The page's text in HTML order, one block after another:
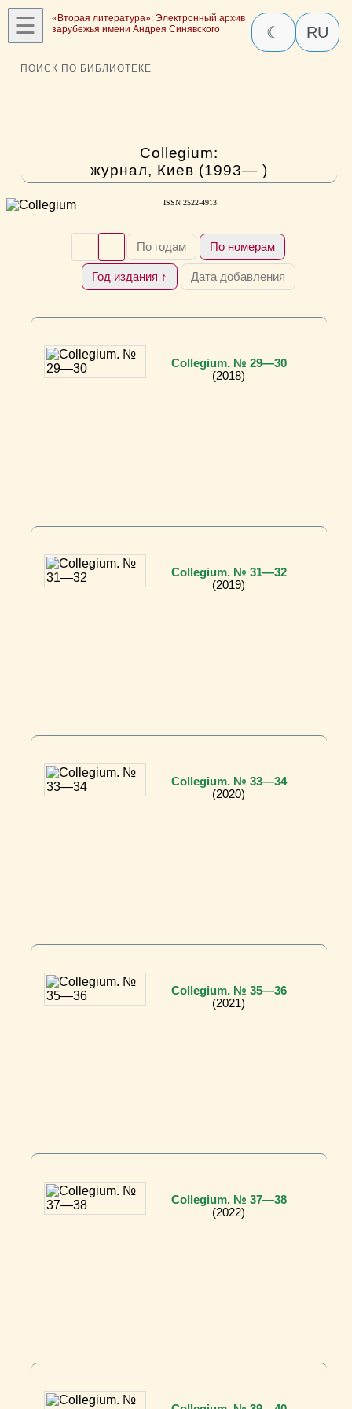
☰
«Вторая литература»: Электронный архив
зарубежья имени Андрея Синявского
☾ RU
ПОИСК ПО БИБЛИОТЕКЕ
Collegium:
журнал, Киев (1993— )
ISSN 2522-4913
По годам По номерам
Год издания ↑ Дата добавления
Collegium. № 29—30
(2018)
Collegium. № 31—32
(2019)
Collegium. № 33—34
(2020)
Collegium. № 35—36
(2021)
Collegium. № 37—38
(2022)